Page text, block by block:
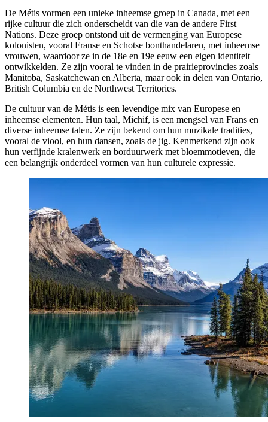
De Métis vormen een unieke inheemse groep in Canada, met een
rijke cultuur die zich onderscheidt van die van de andere First
Nations. Deze groep ontstond uit de vermenging van Europese
kolonisten, vooral Franse en Schotse bonthandelaren, met inheemse
vrouwen, waardoor ze in de 18e en 19e eeuw een eigen identiteit
ontwikkelden. Ze zijn vooral te vinden in de prairieprovincies zoals
Manitoba, Saskatchewan en Alberta, maar ook in delen van Ontario,
British Columbia en de Northwest Territories.
De cultuur van de Métis is een levendige mix van Europese en
inheemse elementen. Hun taal, Michif, is een mengsel van Frans en
diverse inheemse talen. Ze zijn bekend om hun muzikale tradities,
vooral de viool, en hun dansen, zoals de jig. Kenmerkend zijn ook
hun verfijnde kralenwerk en borduurwerk met bloemmotieven, die
een belangrijk onderdeel vormen van hun culturele expressie.